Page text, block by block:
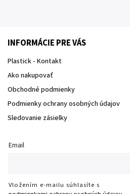
INFORMÁCIE PRE VÁS
Plastick - Kontakt
Ako nakupovať
Obchodné podmienky
Podmienky ochrany osobných údajov
Sledovanie zásielky
Email
Vložením e-mailu súhlasíte s